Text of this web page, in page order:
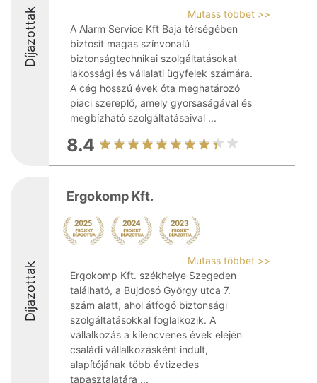
Díjazottak
Mutass többet >>
A Alarm Service Kft Baja térségében
biztosít magas színvonalú
biztonságtechnikai szolgáltatásokat
lakossági és vállalati ügyfelek számára.
A cég hosszú évek óta meghatározó
piaci szereplő, amely gyorsaságával és
megbízható szolgáltatásaival ...
8.4
Díjazottak
Ergokomp Kft.
Mutass többet >>
Ergokomp Kft. székhelye Szegeden
található, a Bujdosó György utca 7.
szám alatt, ahol átfogó biztonsági
szolgáltatásokkal foglalkozik. A
vállalkozás a kilencvenes évek elején
családi vállalkozásként indult,
alapítójának több évtizedes
tapasztalatára ...